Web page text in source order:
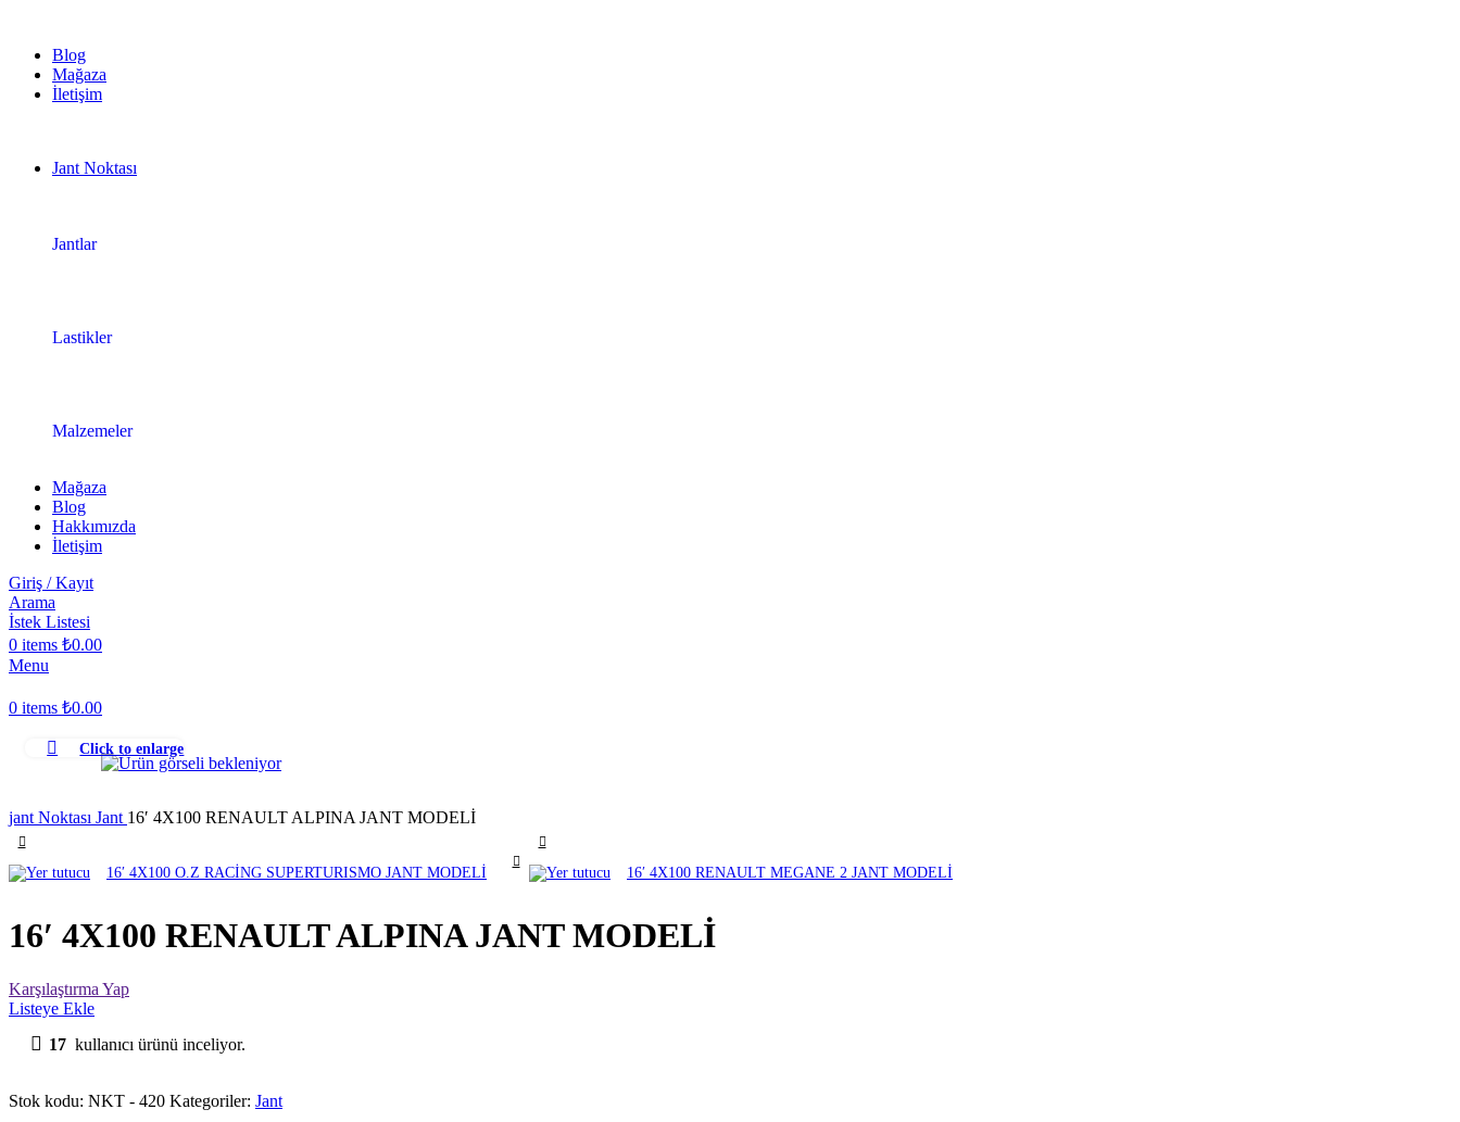
Blog
Mağaza
İletişim
Jant Noktası
Jantlar
Lastikler
Malzemeler
Mağaza
Blog
Hakkımızda
İletişim
Giriş / Kayıt
Arama
İstek Listesi
0 items ₺0.00
Menu
0 items ₺0.00
Click to enlarge
jant Noktası Jant 16′ 4X100 RENAULT ALPINA JANT MODELİ
16′ 4X100 O.Z RACİNG SUPERTURISMO JANT MODELİ 16′ 4X100 RENAULT MEGANE 2 JANT MODELİ
16′ 4X100 RENAULT ALPINA JANT MODELİ
Karşılaştırma Yap
Listeye Ekle
17 kullanıcı ürünü inceliyor.
Stok kodu: NKT - 420 Kategoriler: Jant